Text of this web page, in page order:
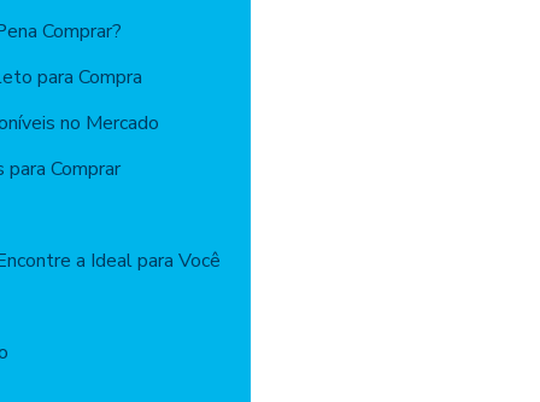
Comprar?
para Compra
no Mercado
para Comprar
a Ideal para Você